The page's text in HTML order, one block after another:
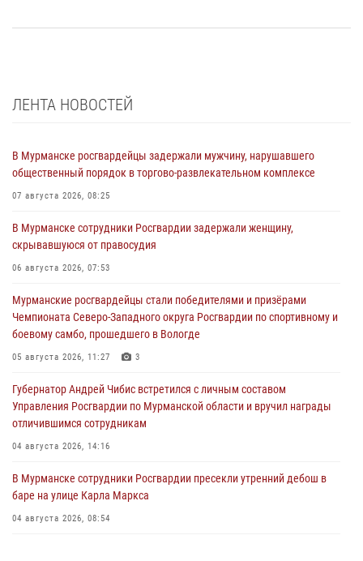
ЛЕНТА НОВОСТЕЙ
В Мурманске росгвардейцы задержали мужчину, нарушавшего
общественный порядок в торгово-развлекательном комплексе
07 августа 2026, 08:25
В Мурманске сотрудники Росгвардии задержали женщину,
скрывавшуюся от правосудия
06 августа 2026, 07:53
Мурманские росгвардейцы стали победителями и призёрами
Чемпионата Северо-Западного округа Росгвардии по спортивному и
боевому самбо, прошедшего в Вологде
05 августа 2026, 11:27 3
Губернатор Андрей Чибис встретился с личным составом
Управления Росгвардии по Мурманской области и вручил награды
отличившимся сотрудникам
04 августа 2026, 14:16
В Мурманске сотрудники Росгвардии пресекли утренний дебош в
баре на улице Карла Маркса
04 августа 2026, 08:54